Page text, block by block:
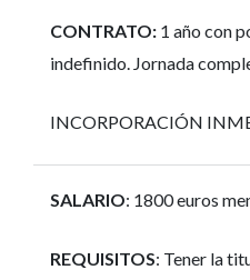
CONTRATO: 1 año con
indefinido. Jornada
INCORPORACIÓN
SALARIO: 1800 euros
REQUISITOS: Tener la